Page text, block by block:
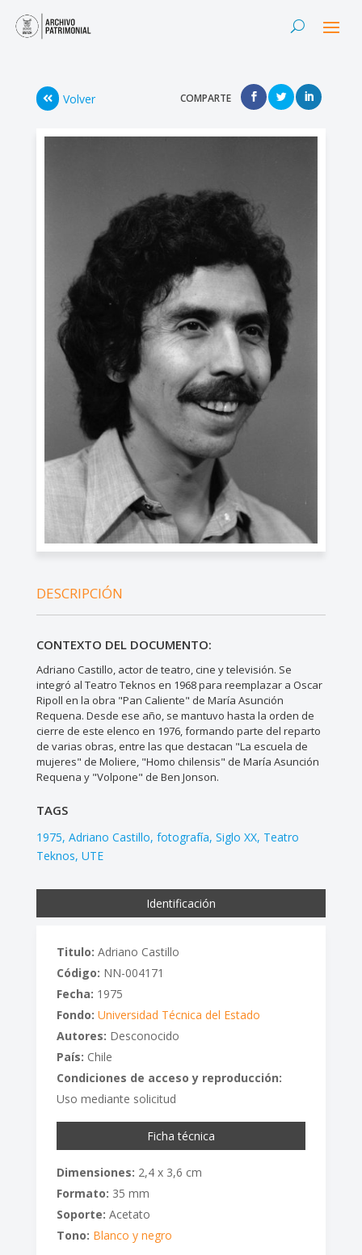
Volver COMPARTE
DESCRIPCIÓN
CONTEXTO DEL DOCUMENTO:
Adriano Castillo, actor de teatro, cine y televisión. Se
integró al Teatro Teknos en 1968 para reemplazar a Oscar
Ripoll en la obra "Pan Caliente" de María Asunción
Requena. Desde ese año, se mantuvo hasta la orden de
cierre de este elenco en 1976, formando parte del reparto
de varias obras, entre las que destacan "La escuela de
mujeres" de Moliere, "Homo chilensis" de María Asunción
Requena y "Volpone" de Ben Jonson.
TAGS
1975 Adriano Castillo fotografía Siglo XX Teatro
Teknos UTE
Identificación
Titulo: Adriano Castillo
Código: NN-004171
Fecha: 1975
Fondo: Universidad Técnica del Estado
Autores: Desconocido
País: Chile
Condiciones de acceso y reproducción:
Uso mediante solicitud
Ficha técnica
Dimensiones: 2,4 x 3,6 cm
Formato: 35 mm
Soporte: Acetato
Tono: Blanco y negro